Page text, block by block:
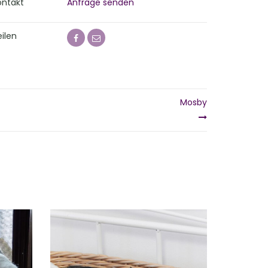
Anfrage senden
Mosby